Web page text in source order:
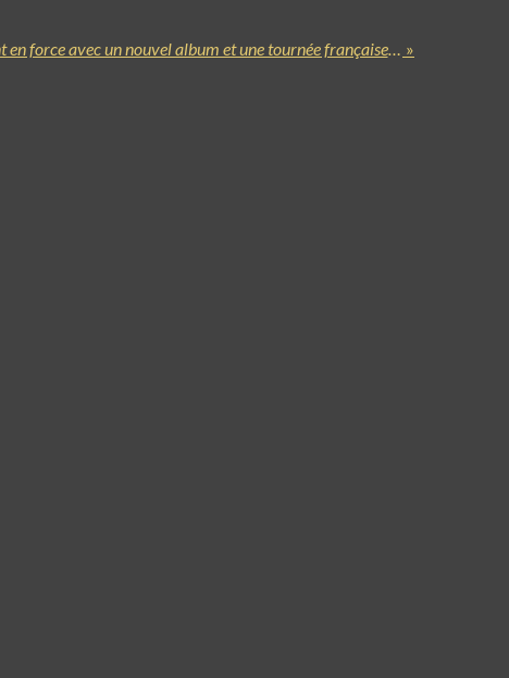
ALTER BRIDGE revient en force avec un nouvel album et une tournée française en 2026 ! »